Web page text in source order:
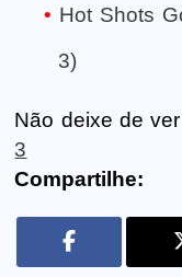
Hot Shots
3)
Não deixe de
3
Compartilhe: